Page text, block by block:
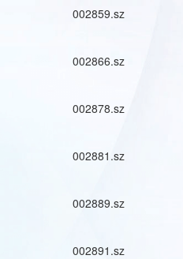
002859.sz
002866.sz
002878.sz
002881.sz
002889.sz
002891.sz